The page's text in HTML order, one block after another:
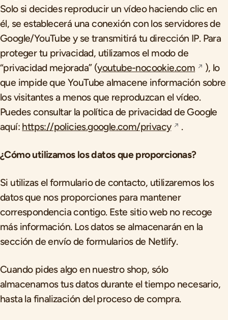
Solo si decides reproducir un vídeo haciendo clic en
él, se establecerá una conexión con los servidores de
Google/YouTube y se transmitirá tu dirección IP. Para
proteger tu privacidad, utilizamos el modo de
“privacidad mejorada” (youtube-nocookie.com
), lo
que impide que YouTube almacene información sobre
los visitantes a menos que reproduzcan el vídeo.
Puedes consultar la política de privacidad de Google
aquí: https://policies.google.com/privacy .
¿Cómo utilizamos los datos que proporcionas?
Si utilizas el formulario de contacto, utilizaremos los
datos que nos proporciones para mantener
correspondencia contigo. Este sitio web no recoge
más información. Los datos se almacenarán en la
sección de envío de formularios de Netlify.
Cuando pides algo en nuestro shop, sólo
almacenamos tus datos durante el tiempo necesario,
hasta la finalización del proceso de compra.